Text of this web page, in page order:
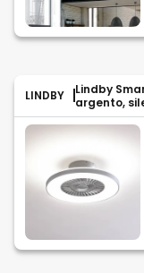
LINDBY
Lindby
argento,